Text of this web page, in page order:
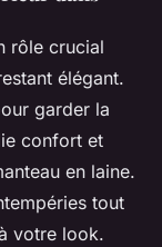
rôle crucial
élégant.
garder la
confort et
en laine.
tout
votre look.